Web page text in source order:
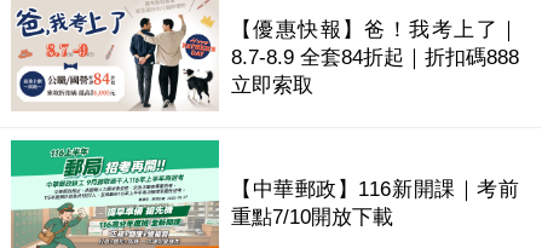
【優惠快報】爸！我考上了｜
8.7-8.9 全套84折起｜折扣碼888
立即索取
【中華郵政】116新開課｜考前
重點7/10開放下載